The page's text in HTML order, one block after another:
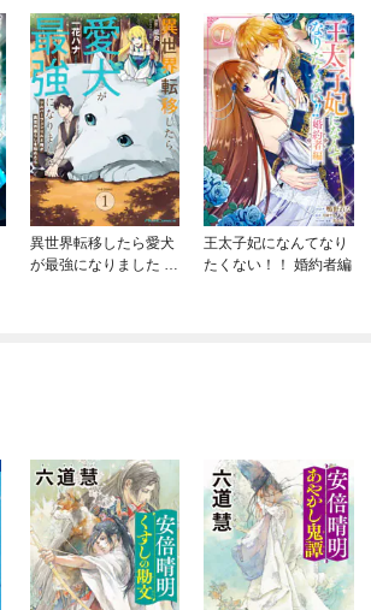
異世界転移したら愛犬
が最強になりました ～
王太子妃になんてなり
たくない！！ 婚約者編